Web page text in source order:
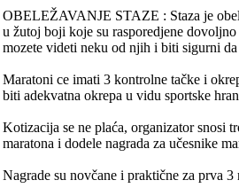
OBELEŽAVANJE STAZE : Staza je
u žutoj boji koje su rasporedjene
mozete videti neku od njih i biti sigurni da
Maratoni ce imati 3 kontrolne tačke i
biti adekvatna okrepa u vidu sportske
Kotizacija se ne plaća, organizator snosi
maratona i dodele nagrada za učesnike
Nagrade su novčane i praktične za prva 3